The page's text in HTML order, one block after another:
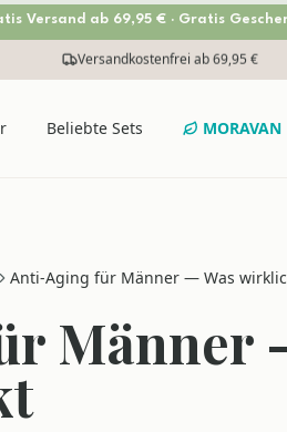
Versand ab 69,95 € · Gratis
Versandkostenfrei ab 69,95 €
Beliebte Sets MORAVAN
Anti-Aging für Männer — Was
Männer